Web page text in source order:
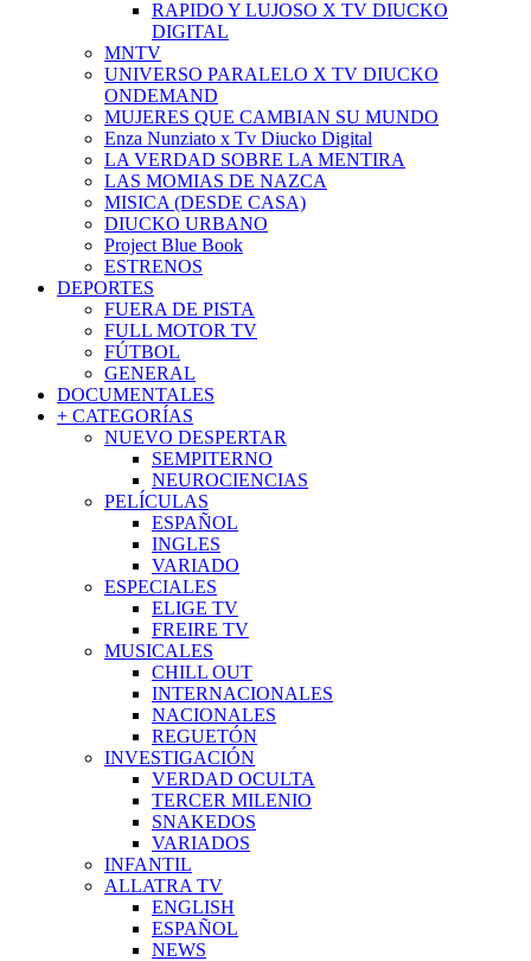
RAPIDO Y LUJOSO X TV DIUCKO
DIGITAL
MNTV
UNIVERSO PARALELO X TV DIUCKO
ONDEMAND
MUJERES QUE CAMBIAN SU MUNDO
Enza Nunziato x Tv Diucko Digital
LA VERDAD SOBRE LA MENTIRA
LAS MOMIAS DE NAZCA
MISICA (DESDE CASA)
DIUCKO URBANO
Project Blue Book
ESTRENOS
DEPORTES
FUERA DE PISTA
FULL MOTOR TV
FÚTBOL
GENERAL
DOCUMENTALES
+ CATEGORÍAS
NUEVO DESPERTAR
SEMPITERNO
NEUROCIENCIAS
PELÍCULAS
ESPAÑOL
INGLES
VARIADO
ESPECIALES
ELIGE TV
FREIRE TV
MUSICALES
CHILL OUT
INTERNACIONALES
NACIONALES
REGUETÓN
INVESTIGACIÓN
VERDAD OCULTA
TERCER MILENIO
SNAKEDOS
VARIADOS
INFANTIL
ALLATRA TV
ENGLISH
ESPAÑOL
NEWS